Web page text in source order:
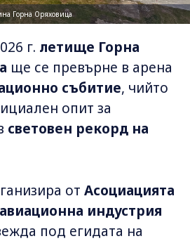
Горна Оряховица
г. летище Горна
ще се превърне в арена
събитие, чийто
опит за
световен рекорд на
от Асоциацията
индустрия
под егидата на